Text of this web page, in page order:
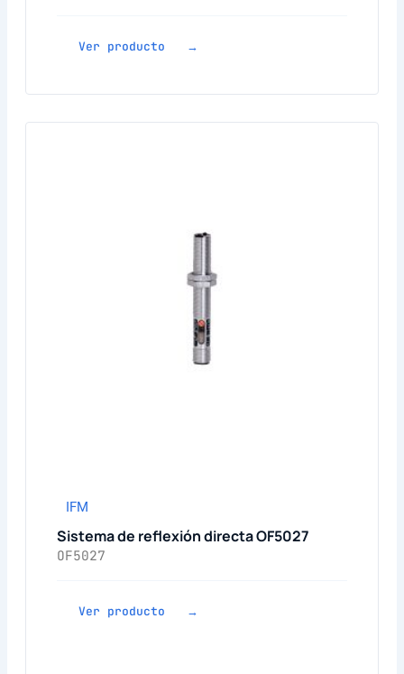
Ver producto →
IFM
Sistema de reflexión directa OF5027
OF5027
Ver producto →